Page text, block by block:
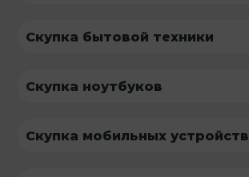
Скупка бытовой техники
Скупка ноутбуков
Скупка мобильных устройств